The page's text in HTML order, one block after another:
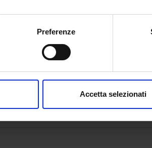
anche:
sulla tua posizione geografica, con
in qualsiasi momento dalla
dei loro servizi.
Preferenze
Accetta selezionati
in the A.Y. 2015/2016
tra i seguenti per un totale di 12 cfu